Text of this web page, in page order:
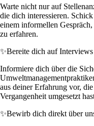
Warte nicht nur auf
die dich interessieren.
einem informellen
zu erfahren.
✨Bereite dich auf
Informiere dich über die
aus deiner Erfahrung vor,
Vergangenheit umgesetzt
✨Bewirb dich direkt über